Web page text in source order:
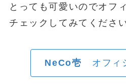
とっても可愛いのでオフ
チェックしてみてください
NeCo壱 オフィ